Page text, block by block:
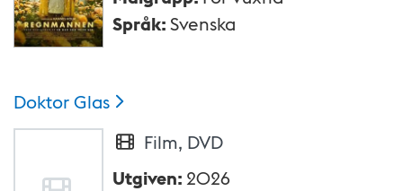
Språk:Svenska
DoktorGlas
Film, DVD
Utgiven: 2026